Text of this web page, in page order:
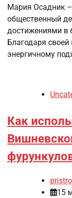
Мария Осадник
общественный
достижениями в
Благодаря
энергичному
Как
15